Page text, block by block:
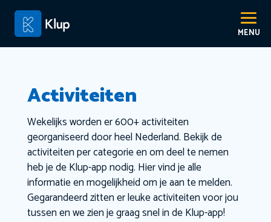
Activiteiten
Wekelijks worden er 600+ activiteiten
georganiseerd door heel Nederland. Bekijk de
activiteiten per categorie en om deel te nemen
heb je de Klup-app nodig. Hier vind je alle
informatie en mogelijkheid om je aan te melden.
Gegarandeerd zitten er leuke activiteiten voor jou
tussen en we zien je graag snel in de Klup-app!